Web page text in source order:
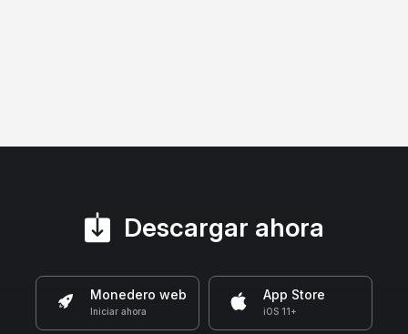
Descargar ahora
Monedero web
Iniciar ahora
App Store
iOS 11+